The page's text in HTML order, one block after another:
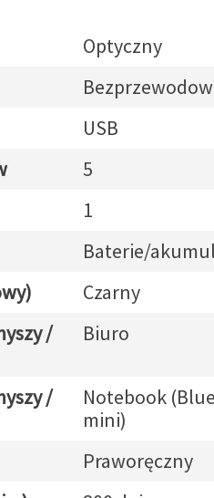
Optyczny
USB
5
1
Baterie/
Czarny
/
Biuro
/
Notebook
mini)
Praworęczny